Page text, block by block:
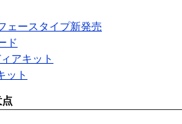
ェースタイプ新発売
ド
アキット
ット
点